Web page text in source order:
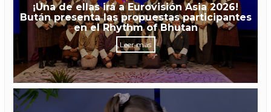
¡Una de ellas irá a Eurovisión Asia 2026!
Bután presenta las propuestas participantes
en el Rhythm of Bhutan
Leer más